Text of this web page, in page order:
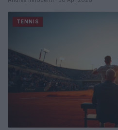
TENNIS